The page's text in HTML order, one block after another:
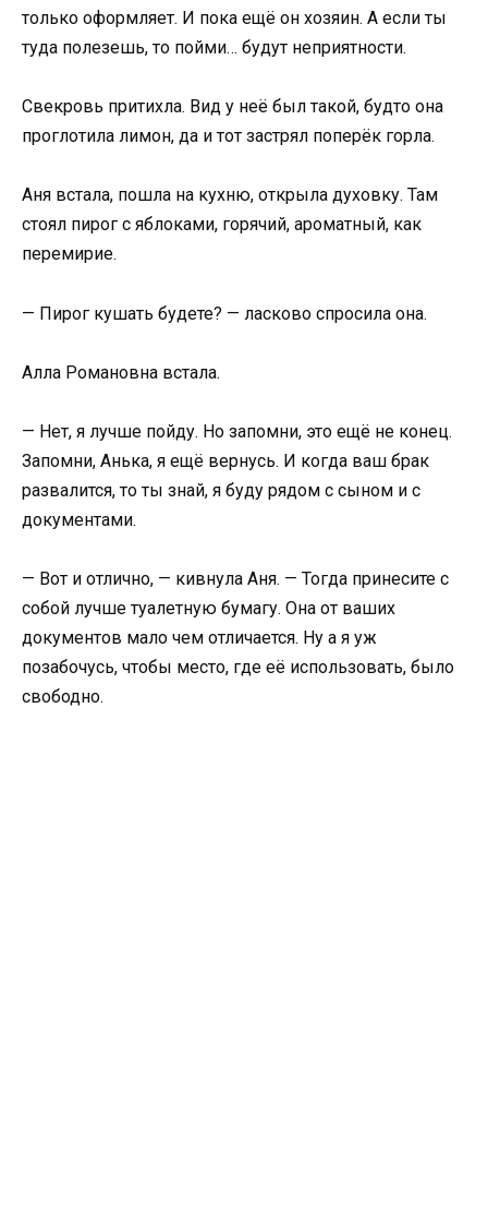
только оформляет. И пока ещё он хозяин. А если ты
туда полезешь, то пойми… будут неприятности.
Свекровь притихла. Вид у неё был такой, будто она
проглотила лимон, да и тот застрял поперёк горла.
Аня встала, пошла на кухню, открыла духовку. Там
стоял пирог с яблоками, горячий, ароматный, как
перемирие.
— Пирог кушать будете? — ласково спросила она.
Алла Романовна встала.
— Нет, я лучше пойду. Но запомни, это ещё не конец.
Запомни, Анька, я ещё вернусь. И когда ваш брак
развалится, то ты знай, я буду рядом с сыном и с
документами.
— Вот и отлично, — кивнула Аня. — Тогда принесите с
собой лучше туалетную бумагу. Она от ваших
документов мало чем отличается. Ну а я уж
позабочусь, чтобы место, где её использовать, было
свободно.